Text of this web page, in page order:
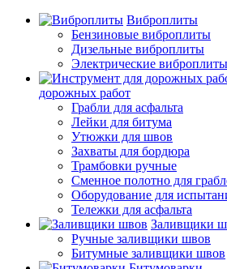
Виброплиты
Бензиновые виброплиты
Дизельные виброплиты
Электрические виброплиты
дорожных работ
Грабли для асфальта
Лейки для битума
Утюжки для швов
Захваты для бордюра
Трамбовки ручные
Сменное полотно для
Оборудование для
Тележки для асфальта
Заливщики
Ручные заливщики швов
Битумные заливщики швов